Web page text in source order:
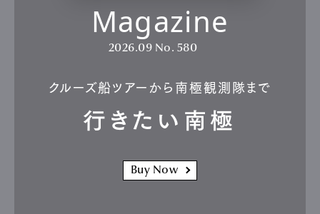
Magazine
2026.09 No. 580
クルーズ船ツアーから南極観測隊まで
行きたい南極
Buy Now